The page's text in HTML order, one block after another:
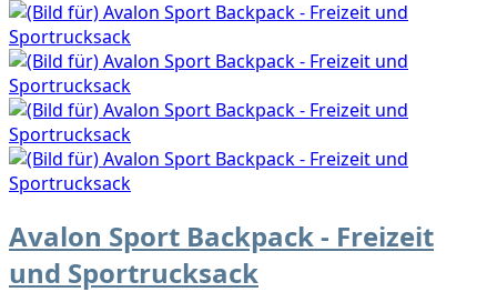
Avalon Sport Backpack - Freizeit
und Sportrucksack